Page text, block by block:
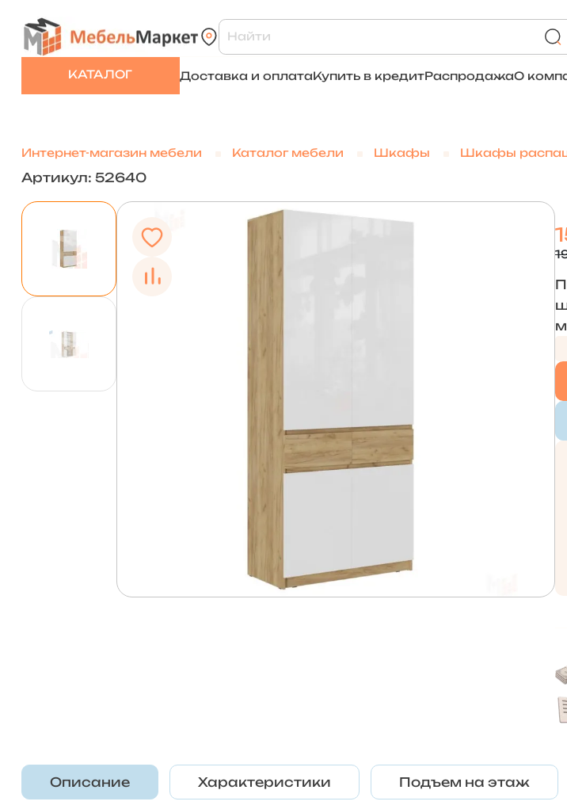
КАТАЛОГ Доставка и оплатаКупить в кредитРаспродажаО
Интернет-магазин мебели Каталог мебели Шкафы Шкафы
Артикул: 52640
Описание Характеристики Подъем на этаж